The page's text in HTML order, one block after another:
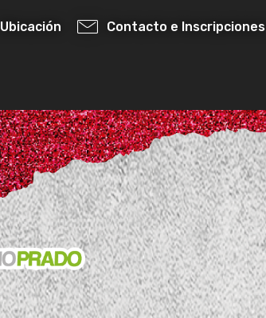
Ubicación Contacto e Inscripciones